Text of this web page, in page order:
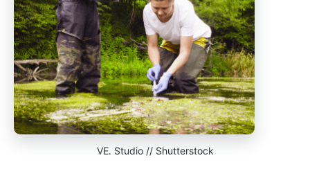
VE. Studio // Shutterstock